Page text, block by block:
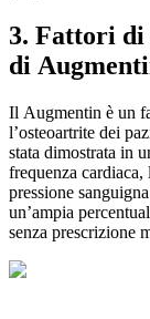
3. Fattori di
di
Il Augmentin è un
l’osteoartrite dei
stata dimostrata in
frequenza
pressione
un’ampia
senza prescrizione